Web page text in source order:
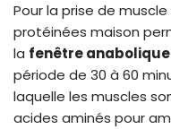
Pour la prise de
protéinées maison
la fenêtre
période de 30 à 60
laquelle les muscles
acides aminés pour